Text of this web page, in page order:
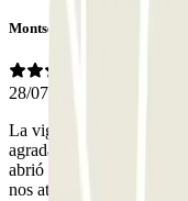
Montserrat
28/07/2026
La vigilante que estaba el
agradable. En cambio, el
abrió la barrera ni
nos atendió no fue tan